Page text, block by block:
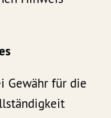
Gewähr für die